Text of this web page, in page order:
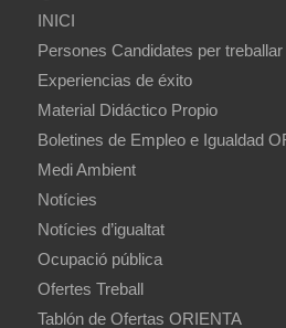
INICI
Persones Candidates per treballar
Experiencias de éxito
Material Didáctico Propio
Boletines de Empleo e Igualdad
Medi Ambient
Notícies
Notícies d’igualtat
Ocupació pública
Ofertes Treball
Tablón de Ofertas ORIENTA